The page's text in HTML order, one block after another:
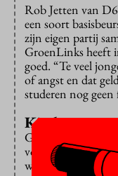
Rob Jetten van
een soort
zijn eigen partij
GroenLinks heeft
goed. “Te veel
of angst en dat
studeren nog
Kinderwens
Gert-Jan Segers
voorstander van
woningmarkt